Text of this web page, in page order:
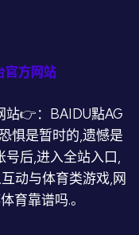
站👉：BAIDU點AG
惧是暂时的,遗憾是
号后,进入全站入口,
动与体育类游戏,网
育靠谱吗.。